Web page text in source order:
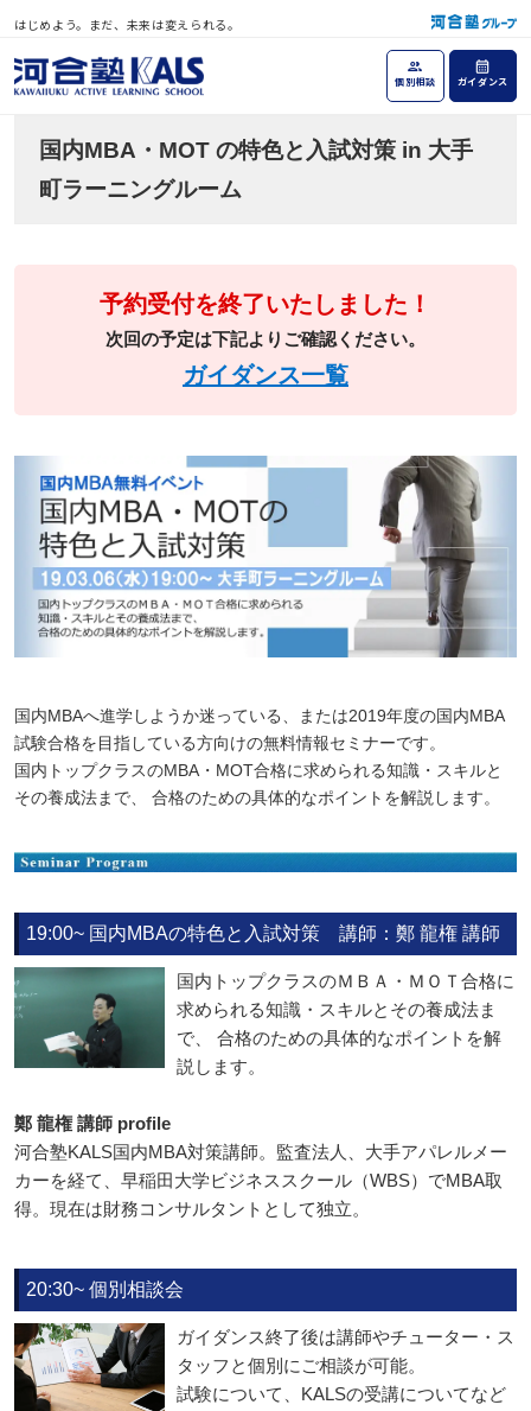
はじめよう。まだ、未来は変えられる。
個別相談 ガイダンス
国内MBA・MOT の特色と入試対策 in 大手
町ラーニングルーム
予約受付を終了いたしました！
次回の予定は下記よりご確認ください。
ガイダンス一覧
国内MBAへ進学しようか迷っている、または2019年度の国内MBA
試験合格を目指している方向けの無料情報セミナーです。
国内トップクラスのMBA・MOT合格に求められる知識・スキルと
その養成法まで、 合格のための具体的なポイントを解説します。
19:00~ 国内MBAの特色と入試対策 講師：鄭 龍権 講師
国内トップクラスのＭＢＡ・ＭＯＴ合格に
求められる知識・スキルとその養成法ま
で、 合格のための具体的なポイントを解
説します。
鄭 龍権 講師 profile
河合塾KALS国内MBA対策講師。監査法人、大手アパレルメー
カーを経て、早稲田大学ビジネススクール（WBS）でMBA取
得。現在は財務コンサルタントとして独立。
20:30~ 個別相談会
ガイダンス終了後は講師やチューター・ス
タッフと個別にご相談が可能。
試験について、KALSの受講についてなど